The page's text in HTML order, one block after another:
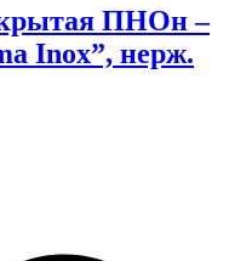
ПНОн –
Inox”, нерж.